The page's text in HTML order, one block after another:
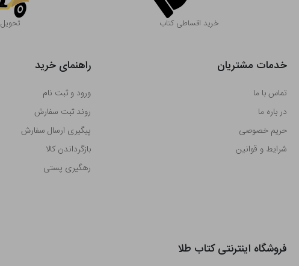
خرید اقساطی کتاب
خدمات مشتریان
تماس با ما
در باره ما
حریم خصوصی
شرایط و قوانین
راهنمای خرید
ورود و ثبت نام
روند ثبت سفارش
پیگیری ارسال سفارش
بازگرداندن کالا
رهگیری پستی
فروشگاه اینترنتی کتاب طلا